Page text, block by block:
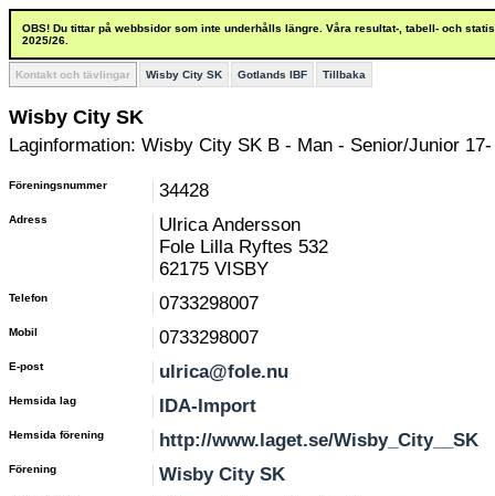
OBS! Du tittar på webbsidor som inte underhålls längre. Våra resultat-, tabell- och
2025/26.
Kontakt och tävlingar Wisby City SK Gotlands IBF Tillbaka
Wisby City SK
Laginformation: Wisby City SK B - Man - Senior/Junior
Föreningsnummer 34428
Adress
Ulrica Andersson
Fole Lilla Ryftes 532
62175 VISBY
Telefon 0733298007
Mobil 0733298007
E-post ulrica@fole.nu
Hemsida lag IDA-Import
Hemsida förening http://www.laget.se/Wisby_City__SK
Förening Wisby City SK